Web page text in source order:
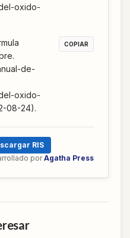
oxido-
de-
oxido-
08-24).
COPIAR
RIS
por Agatha Press